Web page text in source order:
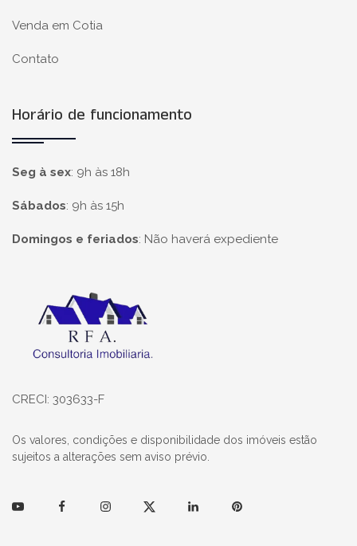
Venda em Cotia
Contato
Horário de funcionamento
Seg à sex: 9h às 18h
Sábados: 9h às 15h
Domingos e feriados: Não haverá expediente
Página inicial
CRECI: 303633-F
Os valores, condições e disponibilidade dos imóveis estão
sujeitos a alterações sem aviso prévio.
YoutubeFacebookInstagramTwitter LinkedinPinterest